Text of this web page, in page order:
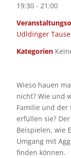
19:30 - 21:00
Udldinger
Kategorien
Wieso hauen
nicht? Wie und
Familie und
erfüllen sie?
Beispielen, wie
Umgang mit
finden können.